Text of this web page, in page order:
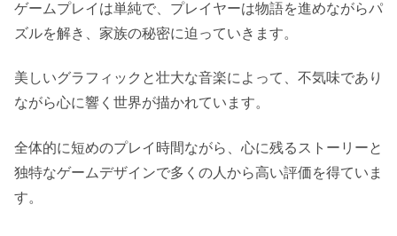
ゲームプレイは単純で、プレイヤーは物語を進めながらパ
ズルを解き、家族の秘密に迫っていきます。
美しいグラフィックと壮大な音楽によって、不気味であり
ながら心に響く世界が描かれています。
全体的に短めのプレイ時間ながら、心に残るストーリーと
独特なゲームデザインで多くの人から高い評価を得ていま
す。